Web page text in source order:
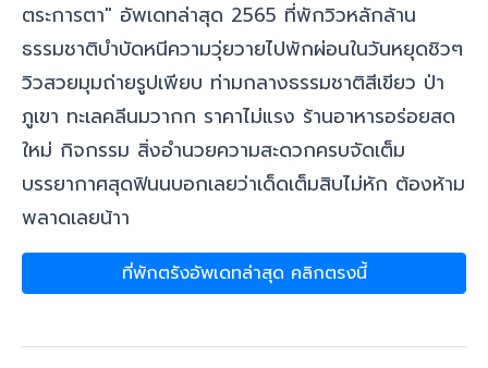
ตระการตา" อัพเดทล่าสุด 2565 ที่พักวิวหลักล้าน
ธรรมชาติบำบัดหนีความวุ่ยวายไปพักผ่อนในวันหยุดชิวๆ
วิวสวยมุมถ่ายรูปเพียบ ท่ามกลางธรรมชาติสีเขียว ป่า
ภูเขา ทะเลคลีนมวากก ราคาไม่แรง ร้านอาหารอร่อยสด
ใหม่ กิจกรรม สิ่งอำนวยความสะดวกครบจัดเต็ม
บรรยากาศสุดฟินนบอกเลยว่าเด็ดเต็มสิบไม่หัก ต้องห้าม
พลาดเลยน้าา
ที่พักตรังอัพเดทล่าสุด คลิกตรงนี้